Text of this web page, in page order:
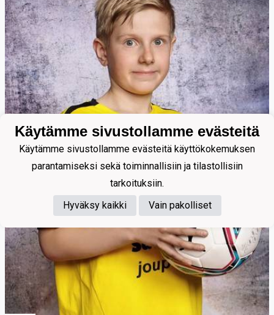
Käytämme sivustollamme evästeitä
Käytämme sivustollamme evästeitä käyttökokemuksen
parantamiseksi sekä toiminnallisiin ja tilastollisiin
tarkoituksiin.
Hyväksy kaikki
Vain pakolliset